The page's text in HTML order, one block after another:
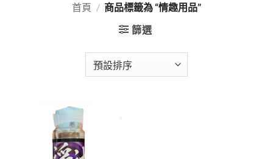
首頁 / 商品標籤為 “情趣用品”
篩選